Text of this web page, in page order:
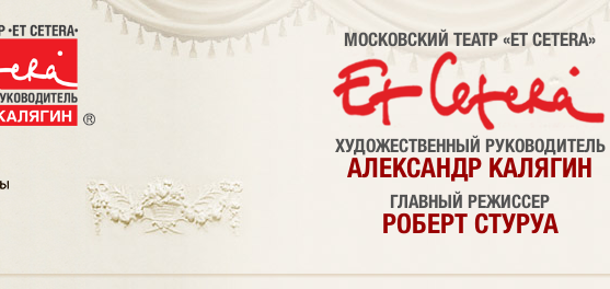
МОСКОВСКИЙ ТЕАТР «ET CETERA»
ХУДОЖЕСТВЕННЫЙ РУКОВОДИТЕЛЬ
АЛЕКСАНДР КАЛЯГИН
ГЛАВНЫЙ РЕЖИССЕР
РОБЕРТ СТУРУА